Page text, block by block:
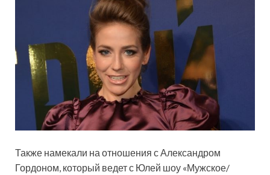
Также намекали на отношения с Александром
Гордоном, который ведет с Юлей шоу «Мужское/